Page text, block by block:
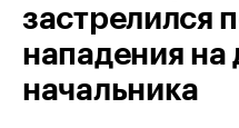
застрелился
нападения на
начальника